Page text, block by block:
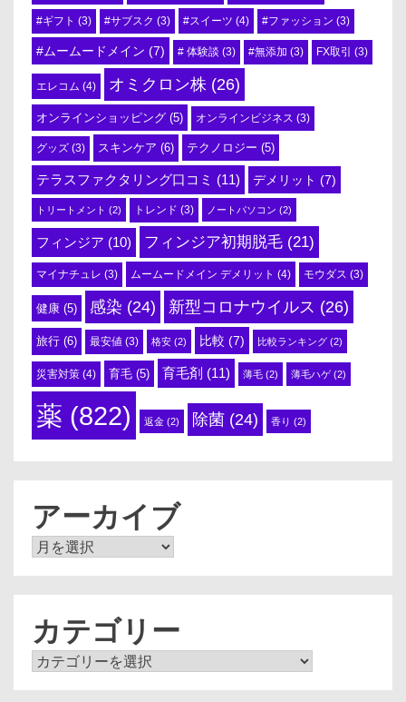
#ギフト (3) #サブスク (3) #スイーツ (4) #ファッション (3)
#ムームードメイン (7) # 体験談 (3) #無添加 (3) FX取引 (3)
エレコム (4) オミクロン株 (26)
オンラインショッピング (5) オンラインビジネス (3)
グッズ (3) スキンケア (6) テクノロジー (5)
テラスファクタリング口コミ (11) デメリット (7)
トリートメント (2) トレンド (3) ノートパソコン (2)
フィンジア (10) フィンジア初期脱毛 (21)
マイナチュレ (3) ムームードメイン デメリット (4) モウダス (3)
健康 (5) 感染 (24) 新型コロナウイルス (26)
旅行 (6) 最安値 (3) 格安 (2) 比較 (7) 比較ランキング (2)
災害対策 (4) 育毛 (5) 育毛剤 (11) 薄毛 (2) 薄毛ハゲ(2)
薬 (822) 返金 (2) 除菌 (24) 香り (2)
アーカイブ
ア
カテゴリー
カ